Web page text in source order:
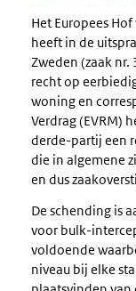
Het Europees
heeft in de
Zweden (zaak
recht op
woning en
Verdrag (EVRM)
derde-partij een
die in algemene
en dus
De schending is
voor bulk-
voldoende
niveau bij elke